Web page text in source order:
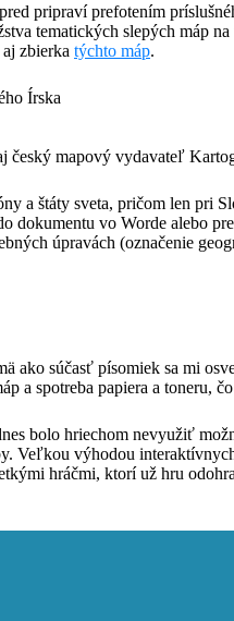
pripraví prefotením
tematických slepých máp na
zbierka týchto máp.
český mapový vydavateľ
a štáty sveta, pričom len
dokumentu vo Worde alebo
úpravách (označenie
ako súčasť písomiek sa mi
a spotreba papiera a toneru,
bolo hriechom nevyužiť
Veľkou výhodou
hráčmi, ktorí už hru